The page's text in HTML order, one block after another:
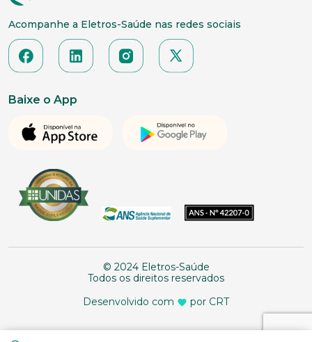
Acompanhe a Eletros-Saúde nas redes sociais
Baixe o App
© 2024 Eletros-Saúde
Todos os direitos reservados
Desenvolvido com
por CRT